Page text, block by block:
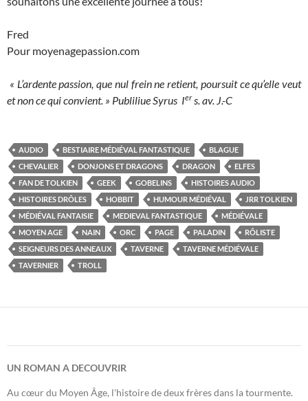
Fred
Pour moyenagepassion.com
« L’ardente passion, que nul frein ne retient, poursuit ce qu’elle veut
et non ce qui convient. » Publiliue Syrus Iers. av. J.-C
AUDIO BESTIAIRE MÉDIÉVAL FANTASTIQUE
BLAGUE
CHEVALIER
DONJONS ET DRAGONS DRAGON
ELFES
FAN DE TOLKIEN
GEEK GOBELINS
HISTOIRES AUDIO
HISTOIRES DRÔLES
HOBBIT HUMOUR MÉDIÉVAL
JRR TOLKIEN
MÉDIÉVAL FANTAISIE
MEDIEVAL FANTASTIQUE
MÉDIÉVALE
MOYEN AGE
NAIN ORC PAGE PALADIN
RÔLISTE
SEIGNEURS DES ANNEAUX
TAVERNE
TAVERNE MÉDIÉVALE
TAVERNIER
TROLL
UN ROMAN A DECOUVRIR
Au cœur du Moyen Âge, l'histoire de deux frères dans la tourmente.